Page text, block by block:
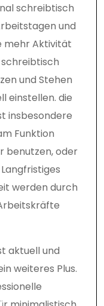
schreibtisch
und
mehr Aktivität
und Stehen
einstellen. die
insbesondere
Funktion
benutzen, oder
werden durch
aktuell und
weiteres Plus.